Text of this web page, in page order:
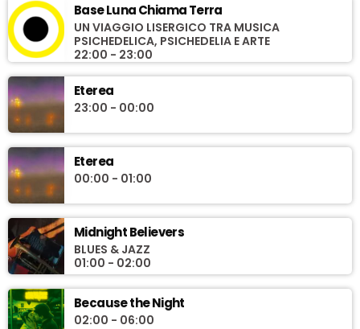
Base Luna Chiama Terra
UN VIAGGIO LISERGICO TRA MUSICA
PSICHEDELICA, PSICHEDELIA E ARTE
22:00 - 23:00
Eterea
23:00 - 00:00
Eterea
00:00 - 01:00
Midnight Believers
BLUES & JAZZ
01:00 - 02:00
Because the Night
02:00 - 06:00